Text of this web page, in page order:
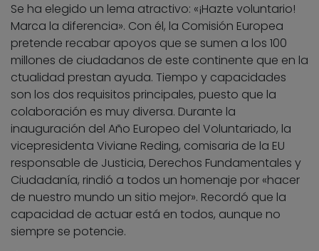
Se ha elegido un lema atractivo: «¡Hazte voluntario!
Marca la diferencia». Con él, la Comisión Europea
pretende recabar apoyos que se sumen a los 100
millones de ciudadanos de este continente que en la
ctualidad prestan ayuda. Tiempo y capacidades
son los dos requisitos principales, puesto que la
colaboración es muy diversa. Durante la
inauguración del Año Europeo del Voluntariado, la
vicepresidenta Viviane Reding, comisaria de la EU
responsable de Justicia, Derechos Fundamentales y
Ciudadanía, rindió a todos un homenaje por «hacer
de nuestro mundo un sitio mejor». Recordó que la
capacidad de actuar está en todos, aunque no
siempre se potencie.